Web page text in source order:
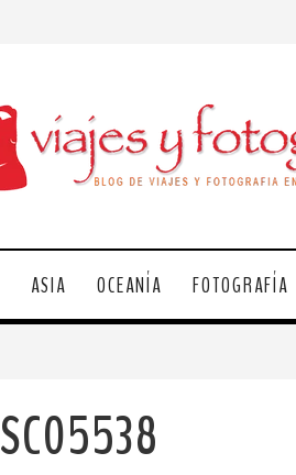
ASIA OCEANÍA FOTOGRAFÍA